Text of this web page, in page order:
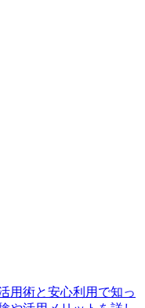
用術と安心利用で知っ